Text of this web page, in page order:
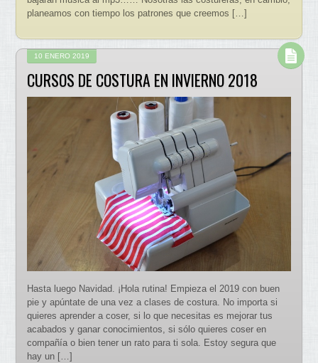
planeamos con tiempo los patrones que creemos […]
10 ENERO 2019
CURSOS DE COSTURA EN INVIERNO 2018
Hasta luego Navidad. ¡Hola rutina! Empieza el 2019 con buen
pie y apúntate de una vez a clases de costura. No importa si
quieres aprender a coser, si lo que necesitas es mejorar tus
acabados y ganar conocimientos, si sólo quieres coser en
compañía o bien tener un rato para ti sola. Estoy segura que
hay un […]